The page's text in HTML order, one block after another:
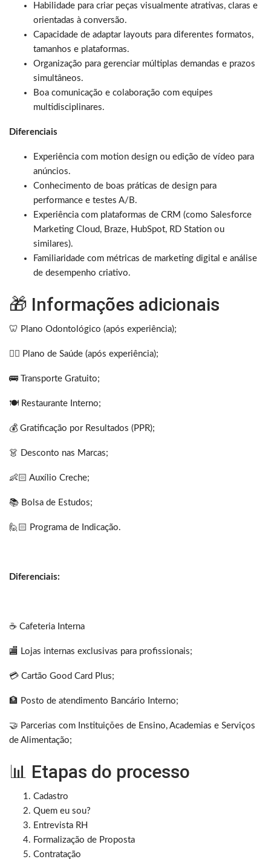
Habilidade para criar peças visualmente atrativas, claras e
orientadas à conversão.
Capacidade de adaptar layouts para diferentes formatos,
tamanhos e plataformas.
Organização para gerenciar múltiplas demandas e prazos
simultâneos.
Boa comunicação e colaboração com equipes
multidisciplinares.
Diferenciais
Experiência com motion design ou edição de vídeo para
anúncios.
Conhecimento de boas práticas de design para
performance e testes A/B.
Experiência com plataformas de CRM (como Salesforce
Marketing Cloud, Braze, HubSpot, RD Station ou
similares).
Familiaridade com métricas de marketing digital e análise
de desempenho criativo.
🎁 Informações adicionais
🦷 Plano Odontológico (após experiência);
👩‍⚕️ Plano de Saúde (após experiência);
🚌 Transporte Gratuito;
🍽 Restaurante Interno;
💰 Gratificação por Resultados (PPR);
👗 Desconto nas Marcas;
👶🏻 Auxílio Creche;
📚 Bolsa de Estudos;
🙋🏻 Programa de Indicação.
Diferenciais:
☕️ Cafeteria Interna
🏬 Lojas internas exclusivas para profissionais;
💳 Cartão Good Card Plus;
🏦 Posto de atendimento Bancário Interno;
🤝 Parcerias com Instituições de Ensino, Academias e Serviços
de Alimentação;
📊 Etapas do processo
Cadastro
Quem eu sou?
Entrevista RH
Formalização de Proposta
Contratação